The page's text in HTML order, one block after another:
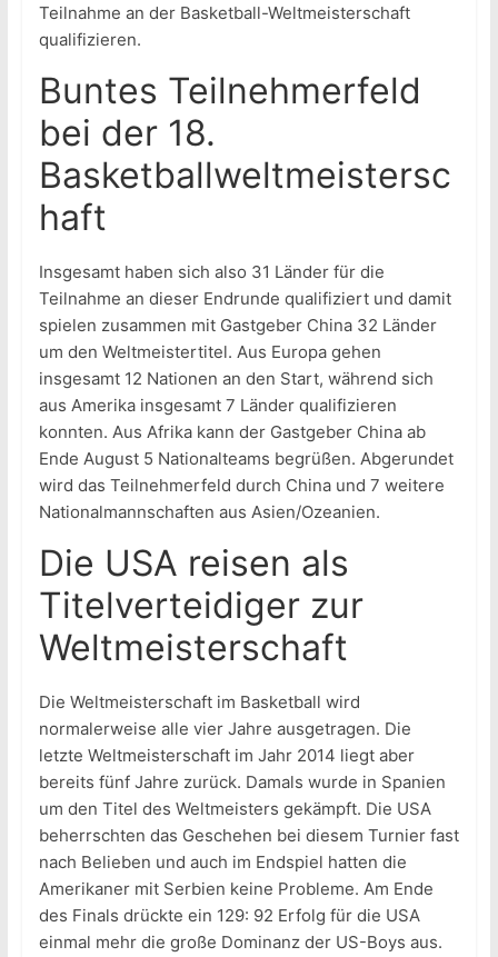
Teilnahme an der Basketball-Weltmeisterschaft
qualifizieren.
Buntes Teilnehmerfeld
bei der 18.
Basketballweltmeistersc
haft
Insgesamt haben sich also 31 Länder für die
Teilnahme an dieser Endrunde qualifiziert und damit
spielen zusammen mit Gastgeber China 32 Länder
um den Weltmeistertitel. Aus Europa gehen
insgesamt 12 Nationen an den Start, während sich
aus Amerika insgesamt 7 Länder qualifizieren
konnten. Aus Afrika kann der Gastgeber China ab
Ende August 5 Nationalteams begrüßen. Abgerundet
wird das Teilnehmerfeld durch China und 7 weitere
Nationalmannschaften aus Asien/Ozeanien.
Die USA reisen als
Titelverteidiger zur
Weltmeisterschaft
Die Weltmeisterschaft im Basketball wird
normalerweise alle vier Jahre ausgetragen. Die
letzte Weltmeisterschaft im Jahr 2014 liegt aber
bereits fünf Jahre zurück. Damals wurde in Spanien
um den Titel des Weltmeisters gekämpft. Die USA
beherrschten das Geschehen bei diesem Turnier fast
nach Belieben und auch im Endspiel hatten die
Amerikaner mit Serbien keine Probleme. Am Ende
des Finals drückte ein 129: 92 Erfolg für die USA
einmal mehr die große Dominanz der US-Boys aus.